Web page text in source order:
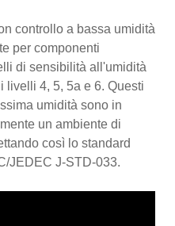
controllo a bassa umidità
per componenti
di sensibilità all'umidità
livelli 4, 5, 5a e 6. Questi
umidità sono in
un ambiente di
così lo standard
JEDEC J-STD-033.